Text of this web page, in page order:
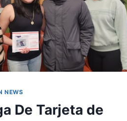
NEWS
De Tarjeta de